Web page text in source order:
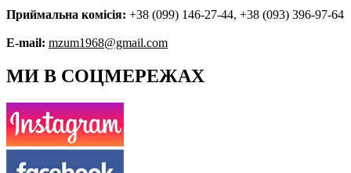
Приймальна комісія: +38 (099) 146-27-44, +38 (093) 396-97-64
E-mail: mzum1968@gmail.com
МИ В СОЦМЕРЕЖАХ